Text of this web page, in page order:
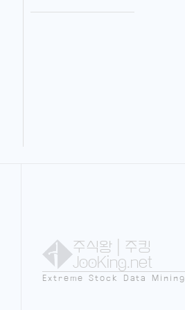
주식왕 | 주킹
JooKing.net
Extreme Stock Data Mining